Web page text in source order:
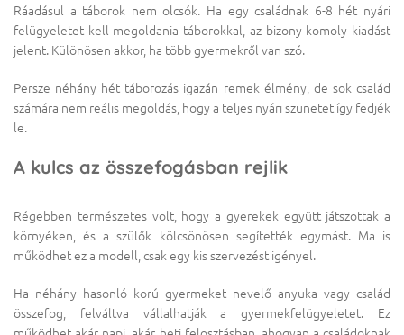
Ráadásul a táborok nem olcsók. Ha egy családnak 6-8 hét nyári
felügyeletet kell megoldania táborokkal, az bizony komoly kiadást
jelent. Különösen akkor, ha több gyermekről van szó.
Persze néhány hét táborozás igazán remek élmény, de sok család
számára nem reális megoldás, hogy a teljes nyári szünetet így fedjék
le.
A kulcs az összefogásban rejlik
Régebben természetes volt, hogy a gyerekek együtt játszottak a
környéken, és a szülők kölcsönösen segítették egymást. Ma is
működhet ez a modell, csak egy kis szervezést igényel.
Ha néhány hasonló korú gyermeket nevelő anyuka vagy család
összefog, felváltva vállalhatják a gyermekfelügyeletet. Ez